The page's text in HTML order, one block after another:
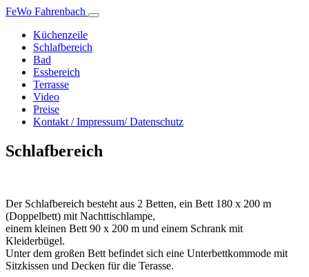
FeWo Fahrenbach
Küchenzeile
Schlafbereich
Bad
Essbereich
Terrasse
Video
Preise
Kontakt / Impressum/ Datenschutz
Schlafbereich
Der Schlafbereich besteht aus 2 Betten, ein Bett 180 x 200 m
(Doppelbett) mit Nachttischlampe,
einem kleinen Bett 90 x 200 m und einem Schrank mit
Kleiderbügel.
Unter dem großen Bett befindet sich eine Unterbettkommode mit
Sitzkissen und Decken für die Terasse.